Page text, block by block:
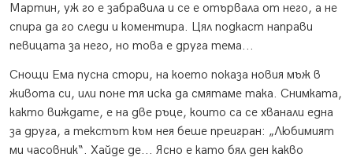
Мартин, уж го е забравила и се е отървала от него, а не
спира да го следи и коментира. Цял подкаст направи
певицата за него, но това е друга тема...
Снощи Ема пусна стори, на което показа новия мъж в
живота си, или поне тя иска да смятаме така. Снимката,
както виждате, е на две ръце, които са се хванали една
за друга, а текстът към нея беше преигран: „Любимият
ми часовник“. Хайде де... Ясно е като бял ден какво